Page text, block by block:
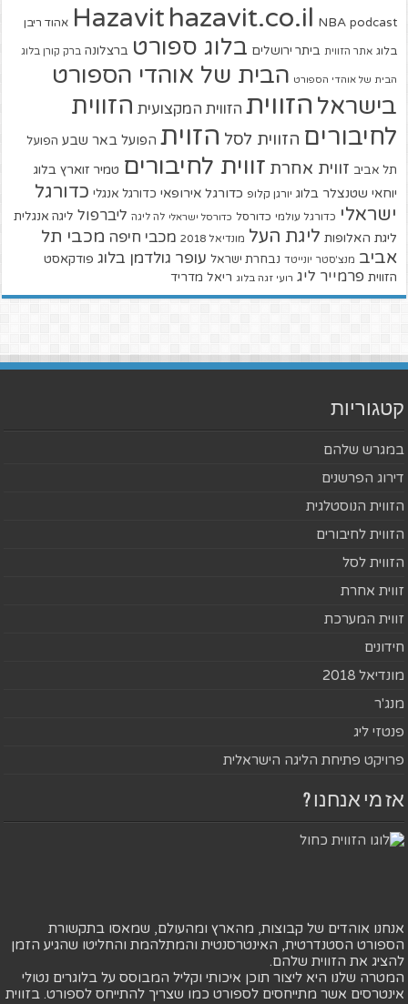
Hazavit hazavit.co.il NBA podcast אהוד ריבן
בלוג אתר הזווית ביתר ירושלים בלוג ספורט ברצלונה ברק קורן בלוג
הבית של אוהדי הספורט הבית של אוהדי הספורט
בישראל הזווית הזווית המקצועית הזווית
לחיבורים הזווית לסל הזוית הפועל באר שבע הפועל
תל אביב זווית אחרת זווית לחיבורים טמיר זוארץ בלוג
יוחאי שטנצלר בלוג יורגן קלופ כדורגל אירופאי כדורגל אנגלי כדורגל
ישראלי כדורגל עולמי כדורסל כדורסל ישראלי לה ליגה ליברפול ליגה אנגלית
ליגת האלופות ליגת העל מונדיאל 2018 מכבי חיפה מכבי תל
אביב מנצ'סטר יונייטד נבחרת ישראל עופר גולדמן בלוג פודקאסט
הזווית פרמייר ליג רועי זגה בלוג ריאל מדריד
קטגוריות
במגרש שלהם
דירוג הפרשנים
הזווית הנוסטלגית
הזווית לחיבורים
הזווית לסל
זווית אחרת
זווית המערכת
חידונים
מונדיאל 2018
מנג'ר
פנטזי ליג
פרויקט פתיחת הליגה הישראלית
אז מי אנחנו ?
אנחנו אוהדים של קבוצות, מהארץ ומהעולם, שמאסו בתקשורת
הספורט הסטנדרטית, האינטרסנטית והמתלהמת והחליטו שהגיע הזמן
להציג את הזווית שלהם.
המטרה שלנו היא ליצור תוכן איכותי וקליל המבוסס על בלוגרים נטולי
אינטרסים אשר מתייחסים לספורט כמו שצריך להתייחס לספורט. בזווית